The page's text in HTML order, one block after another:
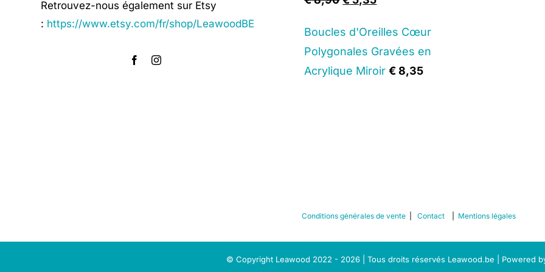
Retrouvez-nous également sur Etsy
: https://www.etsy.com/fr/shop/LeawoodBE
was:
€ 8,90.
is:
€ 5,35.
Boucles d'Oreilles Cœur
Polygonales Gravées en
Acrylique Miroir €8,35
Conditions générales de vente Contact Mentions légales
© Copyright Leawood 2022 - 2026 | Tous droits réservés Leawood.be | Powered